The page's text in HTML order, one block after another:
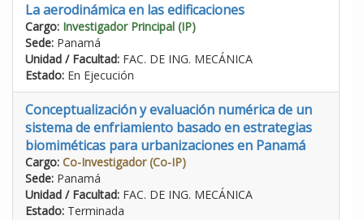
La aerodinámica en las edificaciones
Cargo: Investigador Principal (IP)
Sede: Panamá
Unidad / Facultad: FAC. DE ING. MECÁNICA
Estado: En Ejecución
Conceptualización y evaluación numérica de un
sistema de enfriamiento basado en estrategias
biomiméticas para urbanizaciones en Panamá
Cargo: Co-Investigador (Co-IP)
Sede: Panamá
Unidad / Facultad: FAC. DE ING. MECÁNICA
Estado: Terminada